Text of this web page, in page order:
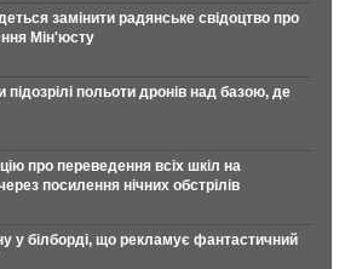
замінити радянське свідоцтво про
Мін'юсту
підозрілі польоти дронів над базою, де
про переведення всіх шкіл на
посилення нічних обстрілів
у білборді, що рекламує фантастичний